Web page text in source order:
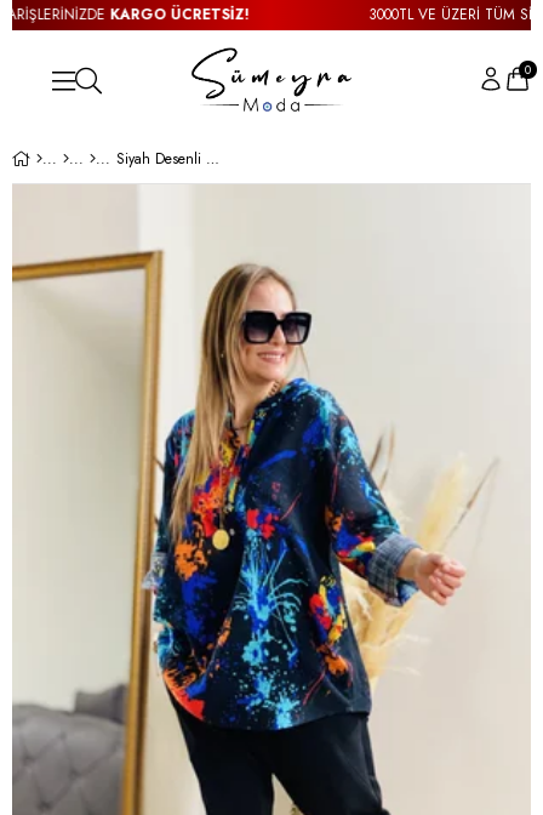
KARGO ÜCRETSİZ! 3000TL VE ÜZERİ TÜM
0
Siyah Desenli Otantik Gömlek